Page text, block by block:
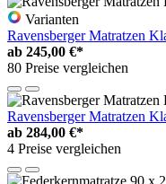
Varianten
Ravensberger Matratzen
ab 245,00 €*
80 Preise vergleichen
Ravensberger Matratzen
ab 284,00 €*
4 Preise vergleichen